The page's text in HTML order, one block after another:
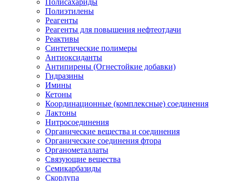
Полисахариды
Полиэтилены
Реагенты
Реагенты для повышения нефтеотдачи
Реактивы
Синтетические полимеры
Антиоксиданты
Антипирены (Огнестойкие добавки)
Гидразины
Имины
Кетоны
Координационные (комплексные) соединения
Лактоны
Нитросоединения
Органические вещества и соединения
Органические соединения фтора
Органометаллаты
Связующие вещества
Семикарбазиды
Скорлупа